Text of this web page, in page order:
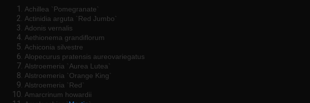
Achillea `Pomegranate`
Actinidia arguta `Red Jumbo`
Adonis vernalis
Aethionema grandiflorum
Achiconia silvestre
Alopecurus pratensis aureovariegatus
Alstroemeria `Aurea Lutea`
Alstroemeria `Orange King`
Alstroemeria `Red`
Amarcrinum howardii